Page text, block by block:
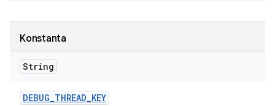
Konstanta
String
DEBUG_THREAD_KEY